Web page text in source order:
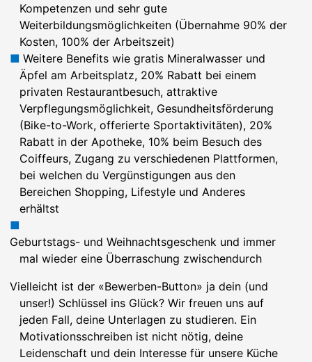
Kompetenzen und sehr gute
Weiterbildungsmöglichkeiten (Übernahme 90% der
Kosten, 100% der Arbeitszeit)
Weitere Benefits wie gratis Mineralwasser und
Äpfel am Arbeitsplatz, 20% Rabatt bei einem
privaten Restaurantbesuch, attraktive
Verpflegungsmöglichkeit, Gesundheitsförderung
(Bike-to-Work, offerierte Sportaktivitäten), 20%
Rabatt in der Apotheke, 10% beim Besuch des
Coiffeurs, Zugang zu verschiedenen Plattformen,
bei welchen du Vergünstigungen aus den
Bereichen Shopping, Lifestyle und Anderes
erhältst
Geburtstags- und Weihnachtsgeschenk und immer
mal wieder eine Überraschung zwischendurch
Vielleicht ist der «Bewerben-Button» ja dein (und
unser!) Schlüssel ins Glück? Wir freuen uns auf
jeden Fall, deine Unterlagen zu studieren. Ein
Motivationsschreiben ist nicht nötig, deine
Leidenschaft und dein Interesse für unsere Küche